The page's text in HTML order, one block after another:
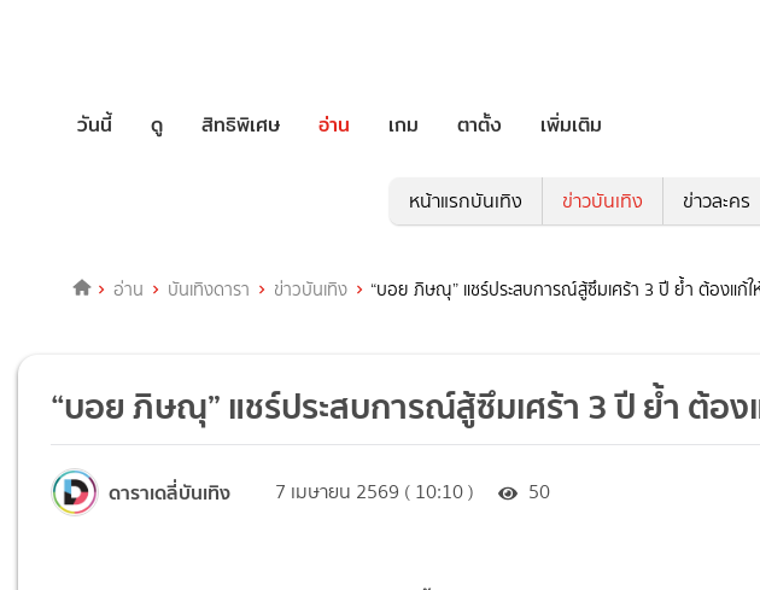
วันนี้ ดู สิทธิพิเศษ อ่าน เกม ตาตั้ง เพิ่มเติม
หน้าแรกบันเทิง ข่าวบันเทิง ข่าวละคร
อ่าน บันเทิงดารา ข่าวบันเทิง “บอย ภิษณุ” แชร์ประสบการณ์สู้ซึมเศร้า 3 ปี ย้ำ ต้องแก้ใ
“บอย ภิษณุ” แชร์ประสบการณ์สู้ซึมเศร้า 3 ปี ย้ำ ต้อง
ดาราเดลี่บันเทิง 7 เมษายน 2569 ( 10:10 ) 50